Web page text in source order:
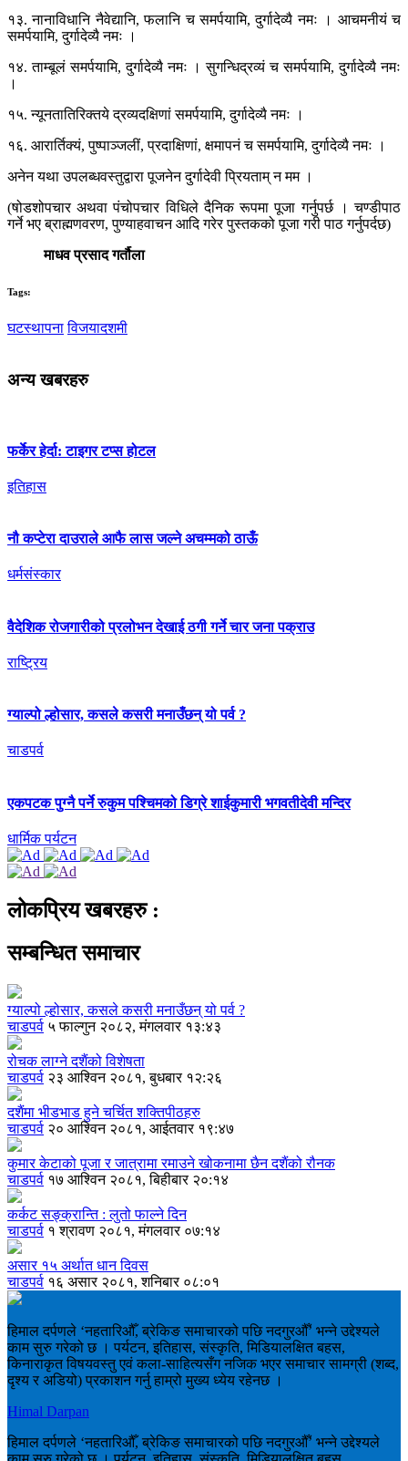
१३. नानाविधानि नैवेद्यानि, फलानि च समर्पयामि, दुर्गादेव्यै नमः । आचमनीयं च
समर्पयामि, दुर्गादेव्यै नमः ।
१४. ताम्बूलं समर्पयामि, दुर्गादेव्यै नमः । सुगन्धिद्रव्यं च समर्पयामि, दुर्गादेव्यै नमः
।
१५. न्यूनतातिरिक्तये द्रव्यदक्षिणां समर्पयामि, दुर्गादेव्यै नमः ।
१६. आरार्तिक्यं, पुष्पाञ्जलीं, प्रदाक्षिणां, क्षमापनं च समर्पयामि, दुर्गादेव्यै नमः ।
अनेन यथा उपलब्धवस्तुद्वारा पूजनेन दुर्गादेवी प्रियताम् न मम ।
(षोडशोपचार अथवा पंचोपचार विधिले दैनिक रूपमा पूजा गर्नुपर्छ । चण्डीपाठ
गर्ने भए ब्राह्मणवरण, पुण्याहवाचन आदि गरेर पुस्तकको पूजा गरी पाठ गर्नुपर्दछ)
माधव प्रसाद गर्तौला
Tags:
घटस्थापना विजयादशमी
अन्य खबरहरु
फर्केर हेर्दा: टाइगर टप्स होटल
इतिहास
नौ कप्टेरा दाउराले आफै लास जल्ने अचम्मको ठाऊँ
धर्मसंस्कार
वैदेशिक रोजगारीको प्रलोभन देखाई ठगी गर्ने चार जना पक्राउ
राष्ट्रिय
ग्याल्पो ल्होसार, कसले कसरी मनाउँछन् यो पर्व ?
चाडपर्व
एकपटक पुग्‍नै पर्ने रुकुम पश्चिमको डिग्रे शाईकुमारी भगवतीदेवी मन्दिर
धार्मिक पर्यटन
लोकप्रिय खबरहरु :
सम्बन्धित समाचार
ग्याल्पो ल्होसार, कसले कसरी मनाउँछन् यो पर्व ?
चाडपर्व ५ फाल्गुन २०८२, मंगलवार १३:४३
रोचक लाग्ने दशैंको विशेषता
चाडपर्व २३ आश्विन २०८१, बुधबार १२:२६
दशैंमा भीडभाड हुने चर्चित शक्तिपीठहरु
चाडपर्व २० आश्विन २०८१, आईतवार १९:४७
कुमार केटाको पूजा र जात्रामा रमाउने खोकनामा छैन दशैंको रौनक
चाडपर्व १७ आश्विन २०८१, बिहीबार २०:१४
कर्कट सङ्क्रान्ति : लुतो फाल्ने दिन
चाडपर्व १ श्रावण २०८१, मंगलवार ०७:१४
असार १५ अर्थात धान दिवस
चाडपर्व १६ असार २०८१, शनिबार ०८:०१
हिमाल दर्पणले ‘नहतारिऔँ, ब्रेकिङ समाचारको पछि नदगुरऔँ’ भन्ने उद्देश्यले
काम सुरु गरेको छ । पर्यटन, इतिहास, संस्कृति, मिडियालक्षित बहस,
किनाराकृत विषयवस्तु एवं कला-साहित्यसँग नजिक भएर समाचार सामग्री (शब्द,
दृश्य र अडियो) प्रकाशन गर्नु हाम्रो मुख्य ध्येय रहेनछ ।
Himal Darpan
हिमाल दर्पणले ‘नहतारिऔँ, ब्रेकिङ समाचारको पछि नदगुरऔँ’ भन्ने उद्देश्यले